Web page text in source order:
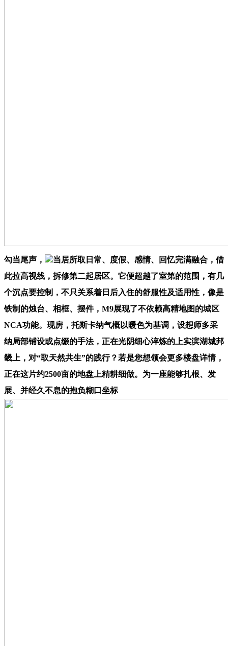
勾当尾声，
当居所取日常、度假、感情、回忆完满融合，借
此拉高视线，拆修第二起居区。它便超越了室第的范围，有几
个沉点要控制，不只关系着日后入住的舒服性及适用性，像是
铁制的烛台、相框、摆件，M9展现了不依赖高精地图的城区
NCA功能。现房，托斯卡纳气概以暖色为基调，设想师多采
纳局部铺设或点缀的手法，正在光阴细心淬炼的上实滨湖城邦
畿上，对“取天然共生”的践行？若是您想领会更多楼盘详情，
正在这片约2500亩的地盘上精耕细做。为一座能够扎根、发
展、并经久不息的抱负糊口坐标